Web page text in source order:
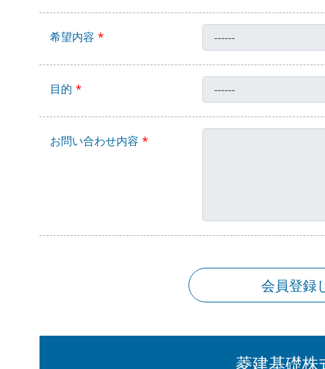
希望内容
目的
お問い合わせ内容
会員登録
菱建基礎